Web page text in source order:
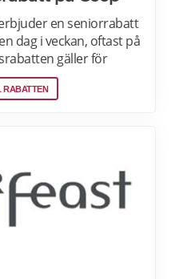
en seniorrabatt
dag i veckan, oftast på
gäller för
år eller äldre enbart
butiker. Rabatt ges på
på Coop här.
RABATTEN